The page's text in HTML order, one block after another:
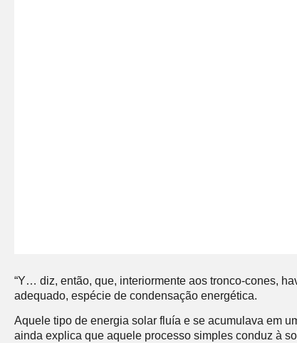
“Y… diz, então, que, interiormente aos tronco-cones,
adequado, espécie de condensação energética.
Aquele tipo de energia solar fluía e se acumulava em
ainda explica que aquele processo simples conduz à